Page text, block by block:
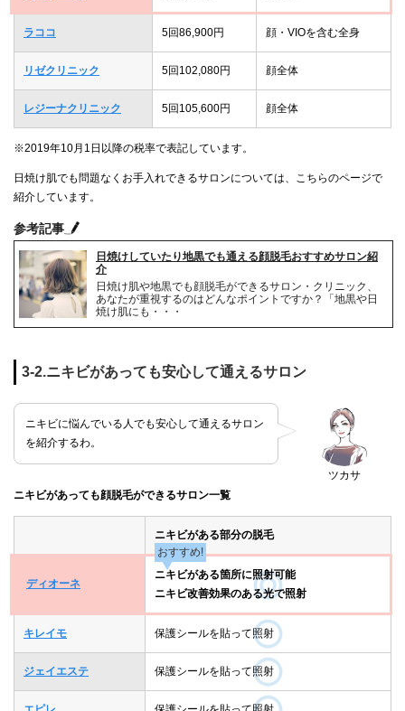
ラココ 5回86,900円 顔・VIOを含む全身
リゼクリニック 5回102,080円 顔全体
レジーナクリニック 5回105,600円 顔全体
※2019年10月1日以降の税率で表記しています。
日焼け肌でも問題なくお手入れできるサロンについては、こちらのページで
紹介しています。
参考記事
日焼けしていたり地黒でも通える顔脱毛おすすめサロン紹
介
日焼け肌や地黒でも顔脱毛ができるサロン・クリニック、
あなたが重視するのはどんなポイントですか？「地黒や日
焼け肌にも・・・
3-2.ニキビがあっても安心して通えるサロン
ツカサ
ニキビに悩んでいる人でも安心して通えるサロン
を紹介するわ。
ニキビがあっても顔脱毛ができるサロン一覧
ニキビがある部分の脱毛
ディオーネ
おすすめ!
ニキビがある箇所に照射可能
ニキビ改善効果のある光で照射
キレイモ 保護シールを貼って照射
ジェイエステ 保護シールを貼って照射